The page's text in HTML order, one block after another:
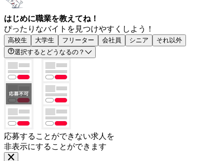
はじめに職業を教えてね！
ぴったりなバイトを見つけやすくしよう！
高校生 大学生 フリーター 会社員 シニア
それ以外
選択するとどうなるの？
応募することができない求人を
非表示にすることができます